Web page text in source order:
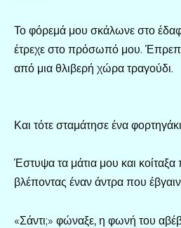
Το φόρεμά μου σκάλωνε στο
έτρεχε στο πρόσωπό μου.
από μια θλιβερή χώρα τραγούδι.
Και τότε σταμάτησε ένα
Έστυψα τα μάτια μου και
βλέποντας έναν άντρα που
«Σάντι;» φώναξε, η φωνή του